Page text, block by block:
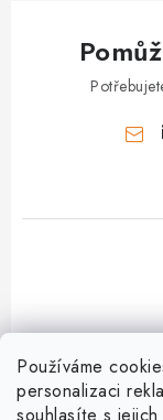
Používáme
personalizaci